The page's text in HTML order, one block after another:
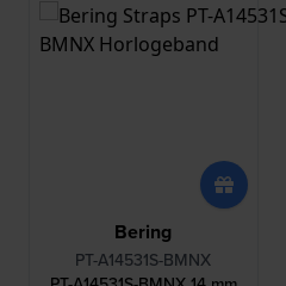
Bering
PT-A14531S-BMNX